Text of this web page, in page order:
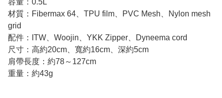
容量：0.5L
材質：Fibermax 64、TPU film、PVC Mesh、Nylon mesh
grid
配件：ITW、Woojin、YKK Zipper、Dyneema cord
尺寸：高約20cm、寬約16cm、深約5cm
肩帶長度：約78～127cm
重量：約43g